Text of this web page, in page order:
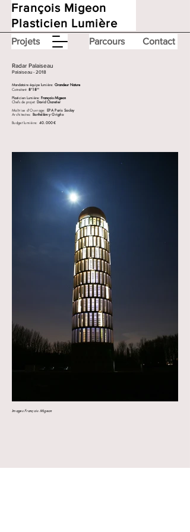
Plasticien Lumière
François Migeon
Parcours Contact
Projets
Radar Palaiseau
Palaiseau - 2018
Mandataire équipe lumière: Grandeur Nature
Co-traitant: 8'18''
Plasticien Lumière: François Migeon
Chefs de projet: David Charetier
Maîtrise d'Ouvrage: EPA Paris Saclay
Architectes: Barthélémy Grigño
Budget lumière: 40.000€
Images François Migeon